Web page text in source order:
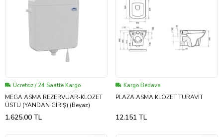
Ücretsiz / 24 Saatte Kargo
MEGA ASMA REZERVUAR-KLOZET
ÜSTÜ (YANDAN GİRİŞ) (Beyaz)
1.625,00 TL
Kargo Bedava
PLAZA ASMA KLOZET TURAVİT
12.151 TL